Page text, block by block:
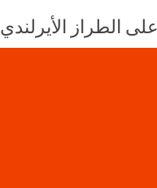
الطراز الأيرلندي